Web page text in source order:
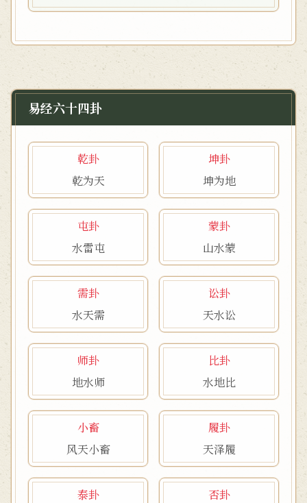
易经六十四卦
乾卦
乾为天
坤卦
坤为地
屯卦
水雷屯
蒙卦
山水蒙
需卦
水天需
讼卦
天水讼
师卦
地水师
比卦
水地比
小畜
风天小畜
履卦
天泽履
泰卦
否卦